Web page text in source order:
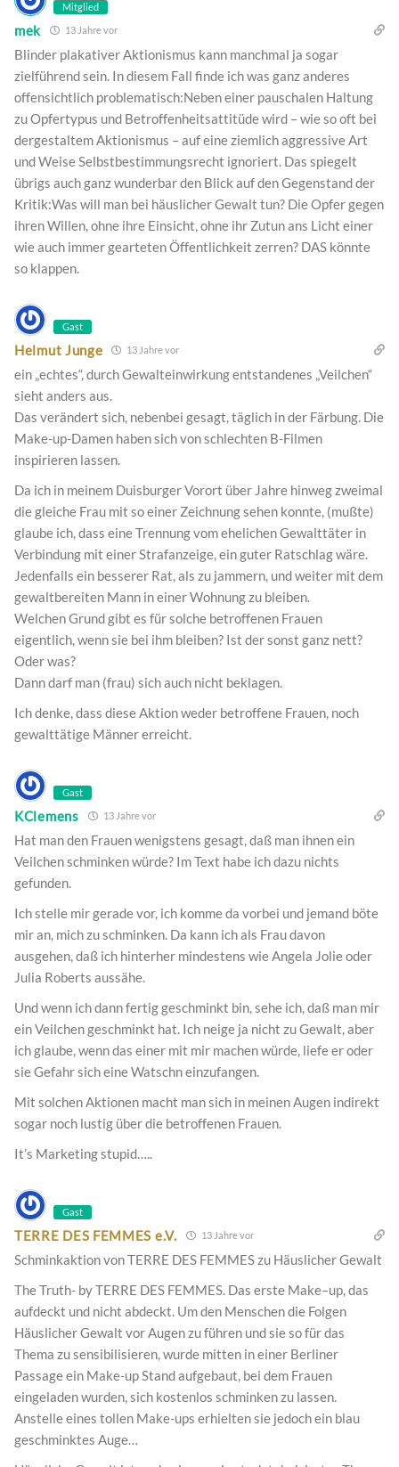
Mitglied
mek 13 Jahre vor
Blinder plakativer Aktionismus kann manchmal ja sogar
zielführend sein. In diesem Fall finde ich was ganz anderes
offensichtlich problematisch:Neben einer pauschalen Haltung
zu Opfertypus und Betroffenheitsattitüde wird – wie so oft bei
dergestaltem Aktionismus – auf eine ziemlich aggressive Art
und Weise Selbstbestimmungsrecht ignoriert. Das spiegelt
übrigs auch ganz wunderbar den Blick auf den Gegenstand der
Kritik:Was will man bei häuslicher Gewalt tun? Die Opfer gegen
ihren Willen, ohne ihre Einsicht, ohne ihr Zutun ans Licht einer
wie auch immer gearteten Öffentlichkeit zerren? DAS könnte
so klappen.
Gast
Helmut Junge 13 Jahre vor
ein „echtes“, durch Gewalteinwirkung entstandenes „Veilchen“
sieht anders aus.
Das verändert sich, nebenbei gesagt, täglich in der Färbung. Die
Make-up-Damen haben sich von schlechten B-Filmen
inspirieren lassen.
Da ich in meinem Duisburger Vorort über Jahre hinweg zweimal
die gleiche Frau mit so einer Zeichnung sehen konnte, (mußte)
glaube ich, dass eine Trennung vom ehelichen Gewalttäter in
Verbindung mit einer Strafanzeige, ein guter Ratschlag wäre.
Jedenfalls ein besserer Rat, als zu jammern, und weiter mit dem
gewaltbereiten Mann in einer Wohnung zu bleiben.
Welchen Grund gibt es für solche betroffenen Frauen
eigentlich, wenn sie bei ihm bleiben? Ist der sonst ganz nett?
Oder was?
Dann darf man (frau) sich auch nicht beklagen.
Ich denke, dass diese Aktion weder betroffene Frauen, noch
gewalttätige Männer erreicht.
Gast
KClemens 13 Jahre vor
Hat man den Frauen wenigstens gesagt, daß man ihnen ein
Veilchen schminken würde? Im Text habe ich dazu nichts
gefunden.
Ich stelle mir gerade vor, ich komme da vorbei und jemand böte
mir an, mich zu schminken. Da kann ich als Frau davon
ausgehen, daß ich hinterher mindestens wie Angela Jolie oder
Julia Roberts aussähe.
Und wenn ich dann fertig geschminkt bin, sehe ich, daß man mir
ein Veilchen geschminkt hat. Ich neige ja nicht zu Gewalt, aber
ich glaube, wenn das einer mit mir machen würde, liefe er oder
sie Gefahr sich eine Watschn einzufangen.
Mit solchen Aktionen macht man sich in meinen Augen indirekt
sogar noch lustig über die betroffenen Frauen.
It’s Marketing stupid…..
Gast
TERRE DES FEMMES e.V. 13 Jahre vor
Schminkaktion von TERRE DES FEMMES zu Häuslicher Gewalt
The Truth- by TERRE DES FEMMES. Das erste Make–up, das
aufdeckt und nicht abdeckt. Um den Menschen die Folgen
Häuslicher Gewalt vor Augen zu führen und sie so für das
Thema zu sensibilisieren, wurde mitten in einer Berliner
Passage ein Make-up Stand aufgebaut, bei dem Frauen
eingeladen wurden, sich kostenlos schminken zu lassen.
Anstelle eines tollen Make-ups erhielten sie jedoch ein blau
geschminktes Auge…